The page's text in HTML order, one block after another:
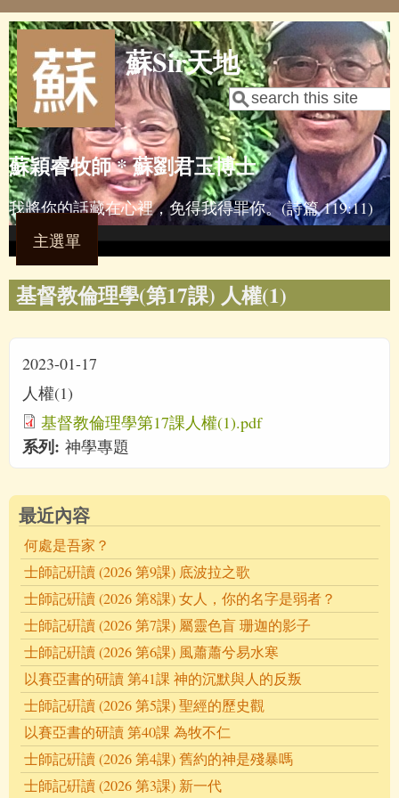
Skip to main content
蘇Sir天地
Search form
Search
蘇穎睿牧師 * 蘇劉君玉博士
我將你的話藏在心裡，免得我得罪你。(詩篇 119:11)
主選單
基督教倫理學(第17課) 人權(1)
2023-01-17
人權(1)
基督教倫理學第17課人權(1).pdf
系列: 神學專題
最近內容
何處是吾家？
士師記硏讀 (2026 第9課) 底波拉之歌
士師記硏讀 (2026 第8課) 女人，你的名字是弱者？
士師記硏讀 (2026 第7課) 屬靈色盲 珊迦的影子
士師記硏讀 (2026 第6課) 風蕭蕭兮易水寒
以賽亞書的研讀 第41課 神的沉默與人的反叛
士師記硏讀 (2026 第5課) 聖經的歷史觀
以賽亞書的研讀 第40課 為牧不仁
士師記硏讀 (2026 第4課) 舊約的神是殘暴嗎
士師記硏讀 (2026 第3課) 新一代